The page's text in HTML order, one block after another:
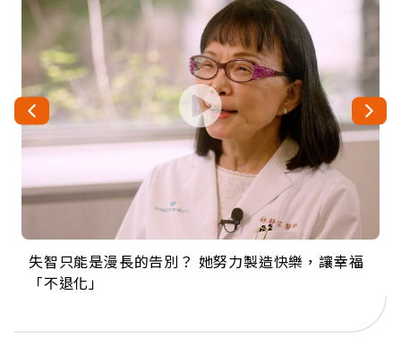
失智只能是漫長的告別？ 她努力製造快樂，讓幸福
「不退化」
來自剛果的巧克力神父 為台灣奉獻36年 「台灣是我
的家，我連作夢都講台語！」
63歲卸矽谷副總、搬回台灣找快樂！「蛋黃哥小
丑」走進安養院，逗樂上萬爺奶：退休後才開始真
104歲打破金氏世界紀錄 成為全球最年長羽球選
手，分享長壽的秘密原來是「這個」
事業巔峰他選擇追夢…黑手阿伯拉小提琴還登上小
巨蛋！連CNN都大讚！